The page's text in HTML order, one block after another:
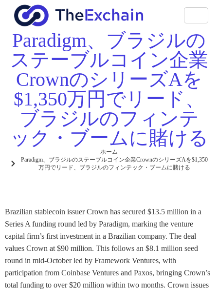
Paradigm、ブラジルの
ステーブルコイン企業
CrownのシリーズAを
$1,350万円でリード、
ブラジルのフィンテ
ック・ブームに賭ける
ホーム
Paradigm、ブラジルのステーブルコイン企業CrownのシリーズAを$1,350
万円でリード、ブラジルのフィンテック・ブームに賭ける
Brazilian stablecoin issuer Crown has secured $13.5 million in a
Series A funding round led by Paradigm, marking the venture
capital firm’s first investment in a Brazilian company. The deal
values Crown at $90 million. This follows an $8.1 million seed
round in mid-October led by Framework Ventures, with
participation from Coinbase Ventures and Paxos, bringing Crown’s
total funding to over $20 million within two months. Crown issues